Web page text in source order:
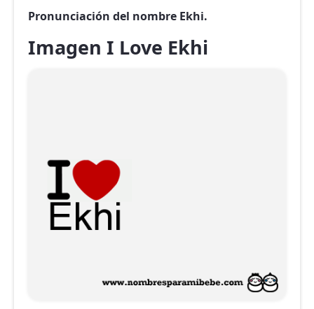
Pronunciación del nombre Ekhi.
Imagen I Love Ekhi